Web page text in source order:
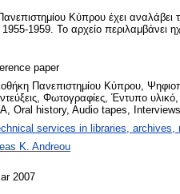
Κύπρου έχει
1959. Το αρχείο περιλαμβάνει
paper
Πανεπιστημίου Κύπρου,
Φωτογραφίες, Έντυπο
Oral history, Audio tapes,
services in libraries, archives,
K. Andreou
2007